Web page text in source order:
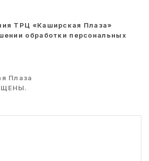
ТРЦ «Каширская Плаза»
обработки персональных
Плаза